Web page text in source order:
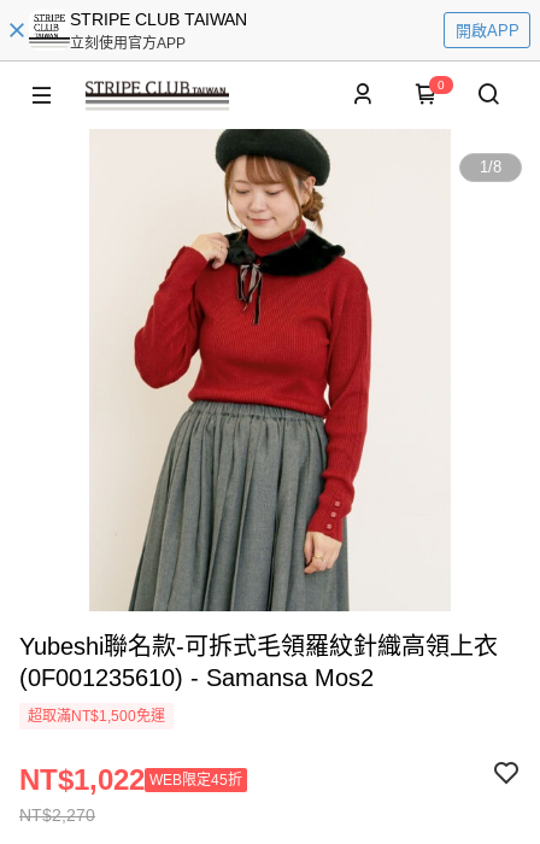
STRIPE CLUB TAIWAN
立刻使用官方APP
開啟APP
0
1/8
Yubeshi聯名款-可拆式毛領羅紋針織高領上衣
(0F001235610) - Samansa Mos2
超取滿NT$1,500免運
NT$2,270
NT$1,022 WEB限定45折